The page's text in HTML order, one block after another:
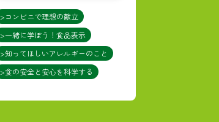
>コンビニで理想の献立
>一緒に学ぼう！ 食品表示
>知ってほしいアレルギーのこと
>食の安全と 安心を科学する